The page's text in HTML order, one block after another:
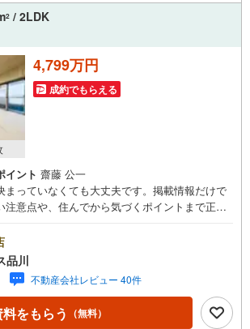
借り換えなど、オンラインでやりとりができま
るファイナンシャルライフサポート■ファイナ
ランナーが住宅ローン、保険・税金、資産運
どの対策をアドバイスを致します。
2 / 2LDK
4,799万円
成約でもらえる
イント 齋藤 公一
まっていなくても大丈夫です。掲載情報だけで
注意点や、住んでから気づくポイントまで正直
さずお伝えし、「納得して選ぶ」ためのサポー
しています。現地でしか分からないリアルな情
、一緒に後悔しない住まい探しを進めていきま
ずはお気軽にご相談ください。【Yahoo！ 不動
ーン対象店舗】当店で物件を成約するとPayPay
イトがもらえる「Yahoo！ 不動産 物件ご成約キ
品川
不動産会社レビュー 40件
料をもらう （無料）